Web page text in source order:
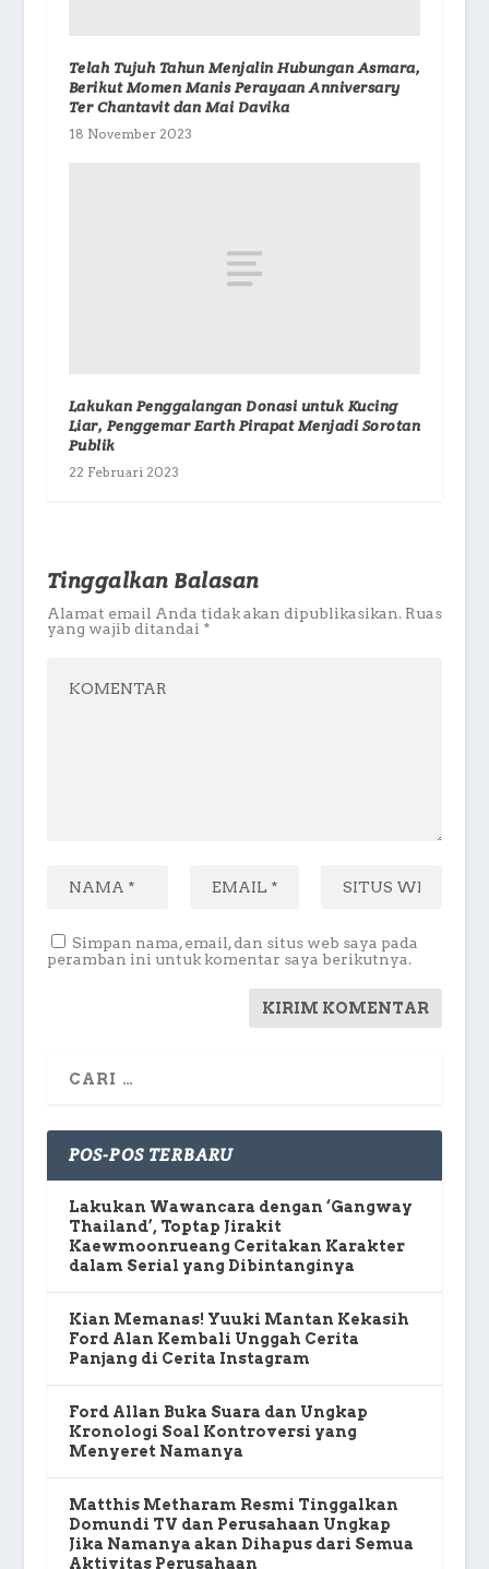
Telah Tujuh Tahun Menjalin Hubungan Asmara,
Berikut Momen Manis Perayaan Anniversary
Ter Chantavit dan Mai Davika
18 November 2023
Lakukan Penggalangan Donasi untuk Kucing
Liar, Penggemar Earth Pirapat Menjadi Sorotan
Publik
22 Februari 2023
Tinggalkan Balasan
Alamat email Anda tidak akan dipublikasikan. Ruas
yang wajib ditandai *
Simpan nama, email, dan situs web saya pada
peramban ini untuk komentar saya berikutnya.
POS-POS TERBARU
Lakukan Wawancara dengan ‘Gangway
Thailand’, Toptap Jirakit
Kaewmoonrueang Ceritakan Karakter
dalam Serial yang Dibintanginya
Kian Memanas! Yuuki Mantan Kekasih
Ford Alan Kembali Unggah Cerita
Panjang di Cerita Instagram
Ford Allan Buka Suara dan Ungkap
Kronologi Soal Kontroversi yang
Menyeret Namanya
Matthis Metharam Resmi Tinggalkan
Domundi TV dan Perusahaan Ungkap
Jika Namanya akan Dihapus dari Semua
Aktivitas Perusahaan